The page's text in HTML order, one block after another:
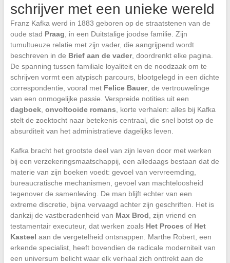
schrijver met een unieke wereld
Franz Kafka werd in 1883 geboren op de straatstenen van de
oude stad Praag , in een Duitstalige joodse familie. Zijn
tumultueuze relatie met zijn vader, die aangrijpend wordt
beschreven in de Brief aan de vader, doordrenkt elke pagina.
De spanning tussen familiale loyaliteit en de noodzaak om te
schrijven vormt een atypisch parcours, blootgelegd in een dichte
correspondentie, vooral met Felice Bauer, de vertrouwelinge
van een onmogelijke passie. Verspreide notities uit een
dagboek, onvoltooide romans , korte verhalen: alles bij Kafka
stelt de zoektocht naar betekenis centraal, die snel botst op de
absurditeit van het administratieve dagelijks leven.
Kafka bracht het grootste deel van zijn leven door met werken
bij een verzekeringsmaatschappij, een alledaags bestaan dat de
materie van zijn boeken voedt: gevoel van vervreemding,
bureaucratische mechanismen, gevoel van machteloosheid
tegenover de samenleving. De man blijft echter van een
extreme discretie, bijna vervaagd achter zijn geschriften. Het is
dankzij de vastberadenheid van Max Brod , zijn vriend en
testamentair executeur, dat werken zoals Het Proces of Het
Kasteel aan de vergetelheid ontsnappen. Marthe Robert, een
erkende specialist, heeft bovendien de radicale moderniteit van
een universum belicht waar elk verhaal zich onttrekt aan de